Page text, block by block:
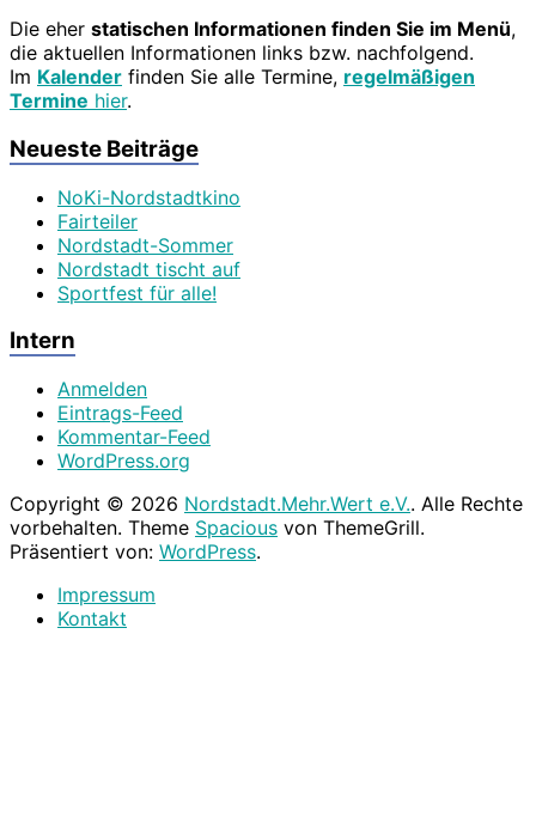
Die eher statischen Informationen finden Sie im Menü,
die aktuellen Informationen links bzw. nachfolgend.
Im Kalender finden Sie alle Termine, regelmäßigen
Termine hier.
Neueste Beiträge
NoKi-Nordstadtkino
Fairteiler
Nordstadt-Sommer
Nordstadt tischt auf
Sportfest für alle!
Intern
Anmelden
Eintrags-Feed
Kommentar-Feed
WordPress.org
Copyright © 2026 Nordstadt.Mehr.Wert e.V.. Alle Rechte
vorbehalten. Theme Spacious von ThemeGrill.
Präsentiert von: WordPress.
Impressum
Kontakt